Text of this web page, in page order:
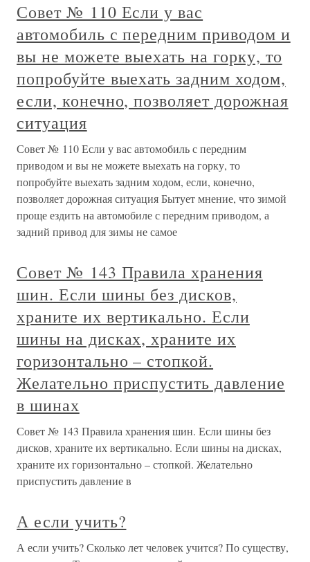
Совет № 110 Если у вас
автомобиль с передним приводом и
вы не можете выехать на горку, то
попробуйте выехать задним ходом,
если, конечно, позволяет дорожная
ситуация
Совет № 110 Если у вас автомобиль с передним
приводом и вы не можете выехать на горку, то
попробуйте выехать задним ходом, если, конечно,
позволяет дорожная ситуация Бытует мнение, что зимой
проще ездить на автомобиле с передним приводом, а
задний привод для зимы не самое
Совет № 143 Правила хранения
шин. Если шины без дисков,
храните их вертикально. Если
шины на дисках, храните их
горизонтально – стопкой.
Желательно приспустить давление
в шинах
Совет № 143 Правила хранения шин. Если шины без
дисков, храните их вертикально. Если шины на дисках,
храните их горизонтально – стопкой. Желательно
приспустить давление в
А если учить?
А если учить? Сколько лет человек учится? По существу,